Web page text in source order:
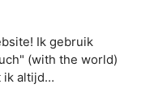
Ik gebruik
(with the world)
ik altijd…